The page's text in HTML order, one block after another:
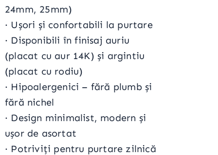
24mm, 25mm)
· Ușori și confortabili la purtare
· Disponibili în finisaj auriu
(placat cu aur 14K) și argintiu
(placat cu rodiu)
· Hipoalergenici – fără plumb și
fără nichel
· Design minimalist, modern și
ușor de asortat
· Potriviți pentru purtare zilnică